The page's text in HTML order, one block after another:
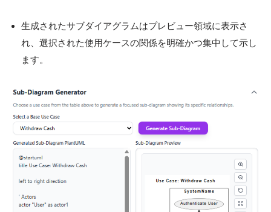
生成されたサブダイアグラムはプレビュー領域に表示さ
れ、選択された使用ケースの関係を明確かつ集中して示し
ます。